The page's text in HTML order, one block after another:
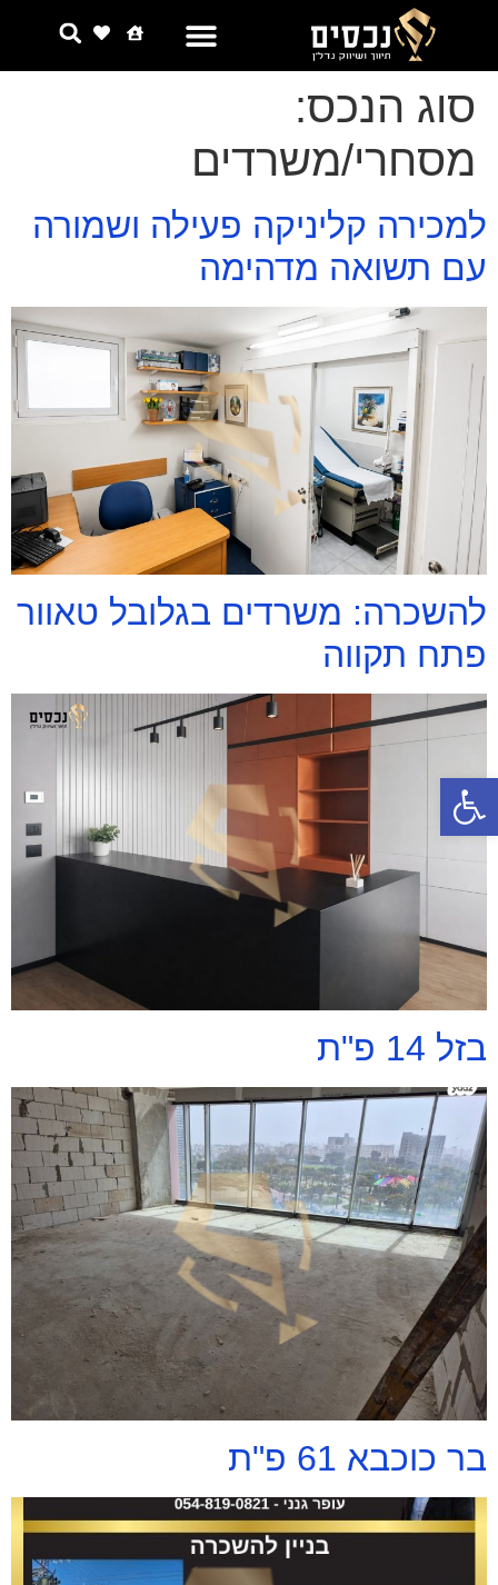
פתח סרגל נגישות
סוג הנכס:
מסחרי/משרדים
למכירה קליניקה פעילה ושמורה
עם תשואה מדהימה
להשכרה: משרדים בגלובל טאוור
פתח תקווה
בזל 14 פ"ת
בר כוכבא 61 פ"ת